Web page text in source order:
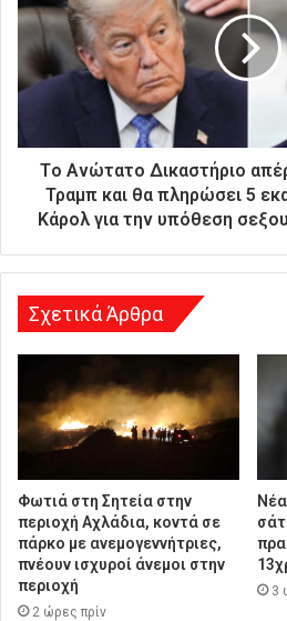
α
ι
ύ
η
Tο Ανώτατο Δικαστήριο
Τραμπ και θα πληρώσει 5
Κάρολ για την υπόθεση
Σχετικά Άρθρα
Φωτιά στη Σητεία στην
περιοχή Αχλάδια, κοντά σε
πάρκο με ανεμογεννήτριες,
πνέουν ισχυροί άνεμοι στην
περιοχή
2 ώρες πρίν
3